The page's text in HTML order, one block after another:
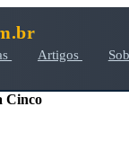
Artigos
Cinco